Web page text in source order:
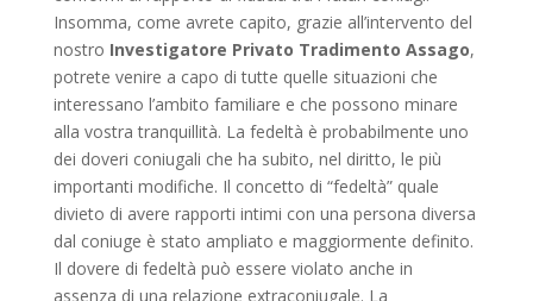
Insomma, come avrete capito, grazie all’intervento del
nostro Investigatore Privato Tradimento Assago,
potrete venire a capo di tutte quelle situazioni che
interessano l’ambito familiare e che possono minare
alla vostra tranquillità. La fedeltà è probabilmente uno
dei doveri coniugali che ha subito, nel diritto, le più
importanti modifiche. Il concetto di “fedeltà” quale
divieto di avere rapporti intimi con una persona diversa
dal coniuge è stato ampliato e maggiormente definito.
Il dovere di fedeltà può essere violato anche in
assenza di una relazione extraconiugale. La